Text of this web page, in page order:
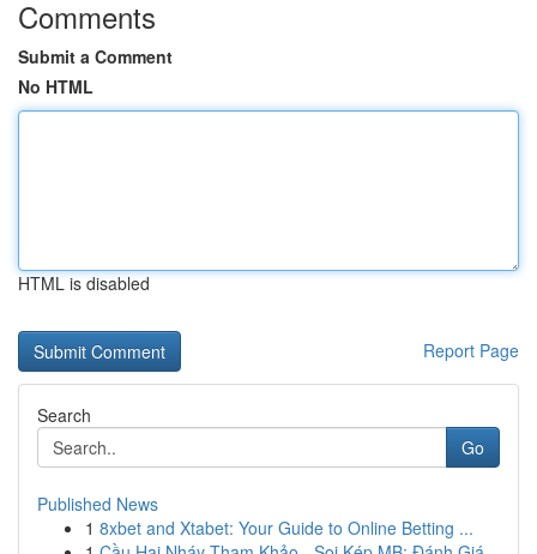
Comments
Submit a Comment
No HTML
HTML is disabled
Report Page
Search
Go
Published News
1 8xbet and Xtabet: Your Guide to Online Betting ...